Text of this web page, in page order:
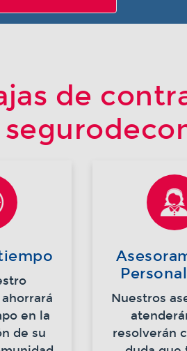
de
en la
de su
Nuestros
resolverán